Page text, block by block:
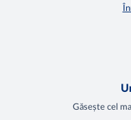
Găsește cel